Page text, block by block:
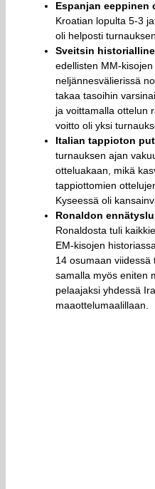
Espanjan eeppinen
Kroatian lopulta 5-3
oli helposti
Sveitsin
edellisten MM-
neljännesvälierissä
takaa tasoihin
ja voittamalla ottelun
voitto oli yksi
Italian tappioton
turnauksen ajan
otteluakaan, mikä
tappiottomien
Kyseessä oli
Ronaldon
Ronaldosta tuli
EM-kisojen
14 osumaan
samalla myös eniten
pelaajaksi yhdessä
maaottelumaalillaan.